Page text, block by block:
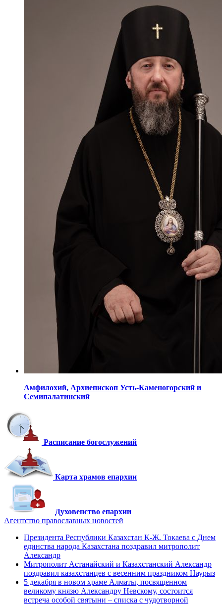
Амфилохий, Архиепископ Усть-Каменогорский и
Семипалатинский
Расписание богослужений
Карта храмов епархии
Духовенство епархии
Агентство православных новостей
Президента Республики Казахстан К-Ж. Токаева с Днем
единства народа Казахстана поздравил митрополит
Александр
Митрополит Астанайский и Казахстанский Александр
поздравил казахстанцев с весенним праздником Наурыз
5 декабря в новом храме Алматы, посвященном
великому князю Александру Невскому, состоится
встреча особой святыни – списка с чудотворной